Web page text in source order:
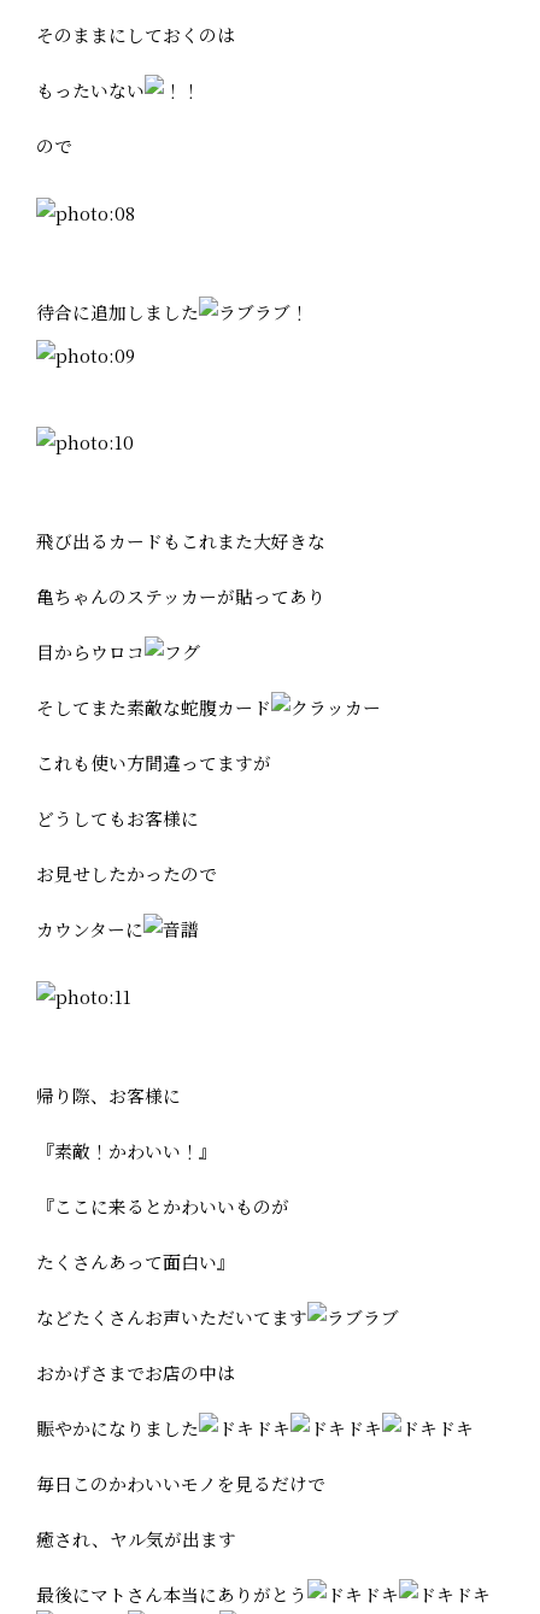
そのままにしておくのは
もったいない
ので
待合に追加しました
飛び出るカードもこれまた大好きな
亀ちゃんのステッカーが貼ってあり
目からウロコ
そしてまた素敵な蛇腹カード
これも使い方間違ってますが
どうしてもお客様に
お見せしたかったので
カウンターに
帰り際、お客様に
『素敵！かわいい！』
『ここに来るとかわいいものが
たくさんあって面白い』
などたくさんお声いただいてます
おかげさまでお店の中は
賑やかになりました
毎日このかわいいモノを見るだけで
癒され、ヤル気が出ます
最後にマトさん本当にありがとう